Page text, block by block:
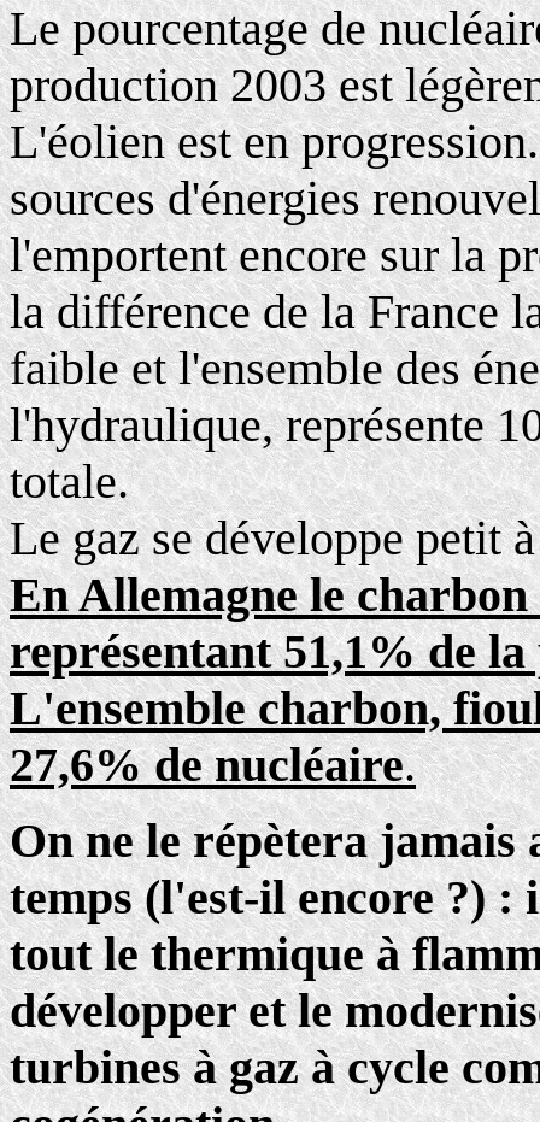
Le pourcentage de
production 2003 est
L'éolien est en
sources d'énergies
l'emportent encore sur la
la différence de la France
faible et l'ensemble des
l'hydraulique, représente
totale.
Le gaz se développe petit
En Allemagne le
représentant 51,1% de
L'ensemble charbon,
27,6% de nucléaire.
On ne le répètera jamais
temps (l'est-il encore ?)
tout le thermique à
développer et le
turbines à gaz à cycle